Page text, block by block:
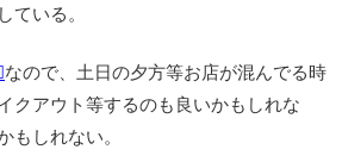
ている。
なので、土日の夕方等お店が混んでる時
クアウト等するのも良いかもしれな
もしれない。